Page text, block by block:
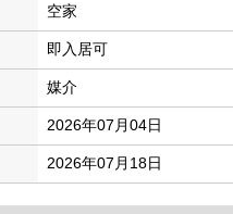
空家
即入居可
媒介
2026年07月04日
2026年07月18日